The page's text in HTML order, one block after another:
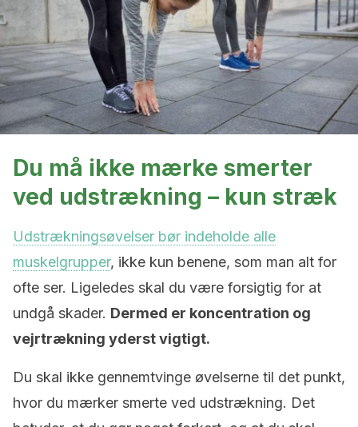
Du må ikke mærke smerter
ved udstrækning – kun stræk
Udstrækningsøvelser bør indeholde alle
muskelgrupper, ikke kun benene, som man alt for
ofte ser. Ligeledes skal du være forsigtig for at
undgå skader. Dermed er koncentration og
vejrtrækning yderst vigtigt.
Du skal ikke gennemtvinge øvelserne til det punkt,
hvor du mærker smerte ved udstrækning. Det